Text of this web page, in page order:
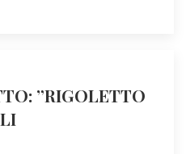
”RIGOLETTO